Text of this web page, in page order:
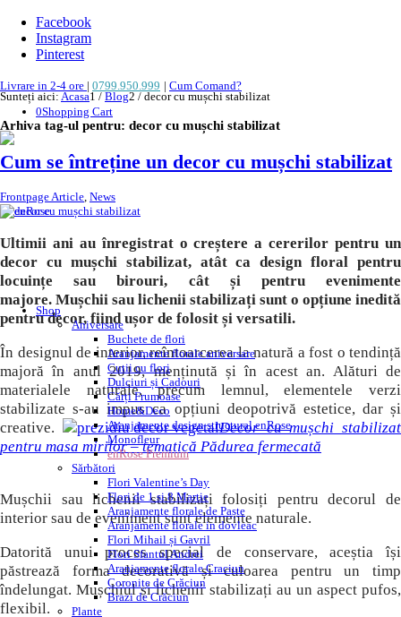
Facebook
Instagram
Pinterest
Livrare in 2-4 ore | 0799.950.999 | Cum Comand?
0Shopping Cart
Shop
Aniversare
Buchete de flori
Aranjamente florale aniversare
Cutii cu flori
Dulciuri și Cadouri
Cărți Frumoase
Home&Deco
Aranjamente design structural enRose
Monofleur
enRose Premium
Sărbători
Flori Valentine’s Day
Flori de 1 si 8 Martie
Aranjamente florale de Paște
Aranjamente florale in dovleac
Flori Mihail și Gavril
Flori Sfantul Andrei
Aranjamente florale Craciun
Coronițe de Crăciun
Brazi de Crăciun
Plante
Sunteți aici: Acasa1 / Blog2 / decor cu mușchi stabilizat
Arhiva tag-ul pentru: decor cu mușchi stabilizat
Cum se întreține un decor cu mușchi stabilizat
Frontpage Article News
Ultimii ani au înregistrat o creștere a cererilor pentru un
decor cu mușchi stabilizat, atât ca design floral pentru
locuințe sau birouri, cât și pentru evenimente
majore. Mușchii sau lichenii stabilizați sunt o opțiune inedită
pentru decor, fiind ușor de folosit și versatili.
În designul de interior, reîntoarcerea la natură a fost o tendință
majoră în anul 2019, menținută și în acest an. Alături de
materialele naturale, precum lemnul, elementele verzi
stabilizate s-au impus ca opțiuni deopotrivă estetice, dar și
creative.
Decor cu mușchi stabilizat
pentru masa mirilor – tematică Pădurea fermecată
Mușchii sau lichenii stabilizați folosiți pentru decorul de
interior sau de eveniment sunt elemente naturale.
Datorită unui proces special de conservare, aceștia își
păstrează forma decorativă și culoarea pentru un timp
îndelungat. Mușchiul și lichenii stabilizați au un aspect pufos,
flexibil.